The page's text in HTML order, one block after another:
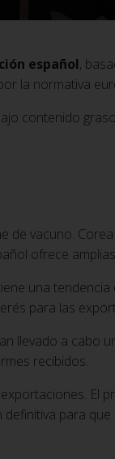
español,
la normativa
contenido
de vacuno.
ofrece
una
para las
llevado a cabo
recibidos.
El
para que